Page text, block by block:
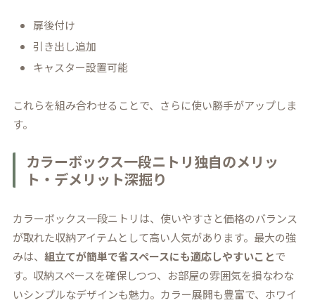
扉後付け
引き出し追加
キャスター設置可能
これらを組み合わせることで、さらに使い勝手がアップしま
す。
カラーボックス一段ニトリ独自のメリッ
ト・デメリット深掘り
カラーボックス一段ニトリは、使いやすさと価格のバランス
が取れた収納アイテムとして高い人気があります。最大の強
みは、組立てが簡単で省スペースにも適応しやすいことで
す。収納スペースを確保しつつ、お部屋の雰囲気を損なわな
いシンプルなデザインも魅力。カラー展開も豊富で、ホワイ